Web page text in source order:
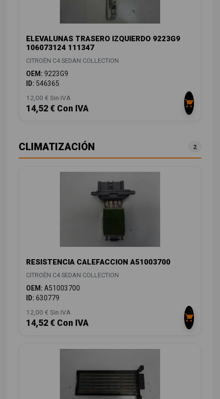
ELEVALUNAS TRASERO IZQUIERDO 9223G9
106073124 111347
CITROËN C4 SEDAN COLLECTION
OEM: 9223G9
ID: 546365
12,00 € Sin IVA
14,52 € Con IVA
CLIMATIZACIÓN 2
RESISTENCIA CALEFACCION A51003700
CITROËN C4 SEDAN COLLECTION
OEM: A51003700
ID: 630779
12,00 € Sin IVA
14,52 € Con IVA